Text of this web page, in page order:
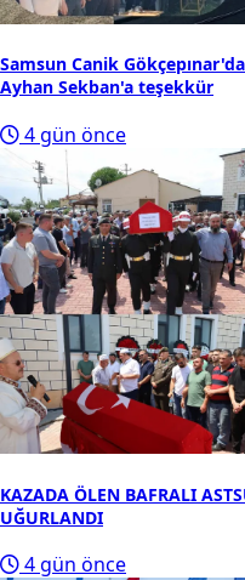
Samsun Canik
Ayhan Sekban'a teşekkür
4 gün önce
KAZADA ÖLEN BAFRALI
UĞURLANDI
4 gün önce